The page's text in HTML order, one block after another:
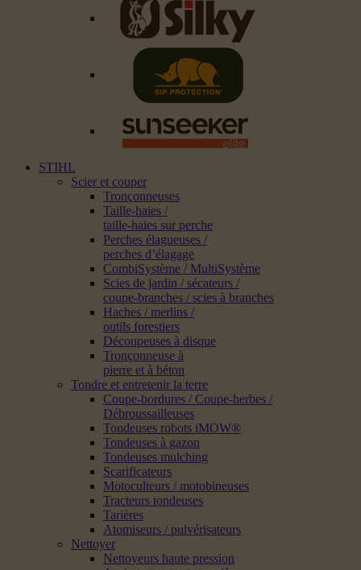
STIHL
Scier et couper
Tronçonneuses
Taille-haies /
taille-haies sur perche
Perches élagueuses /
perches d’élagage
CombiSystème / MultiSystème
Scies de jardin / sécateurs /
coupe-branches / scies à branches
Haches / merlins /
outils forestiers
Découpeuses à disque
Tronçonneuse à
pierre et à béton
Tondre et entretenir la terre
Coupe-bordures / Coupe-herbes /
Débroussailleuses
Tondeuses robots iMOW®
Tondeuses à gazon
Tondeuses mulching
Scarificateurs
Motoculteurs / motobineuses
Tracteurs tondeuses
Tarières
Atomiseurs / pulvérisateurs
Nettoyer
Nettoyeurs haute pression